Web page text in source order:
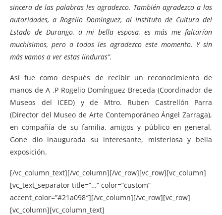
sincera de las palabras les agradezco. También agradezco a las
autoridades, a Rogelio Domínguez, al Instituto de Cultura del
Estado de Durango, a mi bella esposa, es más me faltarían
muchísimos, pero a todos les agradezco este momento. Y sin
más vamos a ver estas linduras”.
Así fue como después de recibir un reconocimiento de
manos de A .P Rogelio DomÍnguez Breceda (Coordinador de
Museos del ICED) y de Mtro. Ruben Castrellón Parra
(Director del Museo de Arte Contemporáneo Ángel Zarraga),
en compañía de su familia, amigos y público en general,
Gone dio inaugurada su interesante, misteriosa y bella
exposición.
[/vc_column_text][/vc_column][/vc_row][vc_row][vc_column]
[vc_text_separator title=”…” color=”custom”
accent_color=”#21a098″][/vc_column][/vc_row][vc_row]
[vc_column][vc_column_text]